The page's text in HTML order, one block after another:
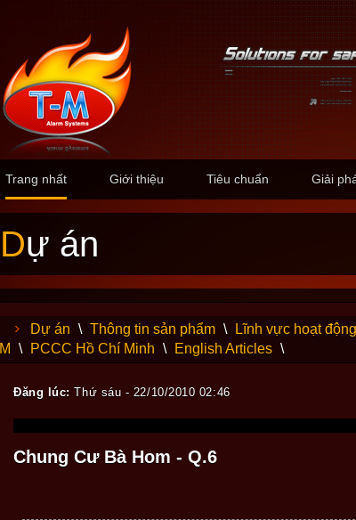
Trang nhất Giới thiệu Tiêu chuẩn Giải
Dự án
Dự án \ Thông tin sản phẩm \ Lĩnh vực hoạt động
M
\ PCCC Hồ Chí Minh \ English Articles \
Đăng lúc: Thứ sáu - 22/10/2010 02:46
Chung Cư Bà Hom - Q.6